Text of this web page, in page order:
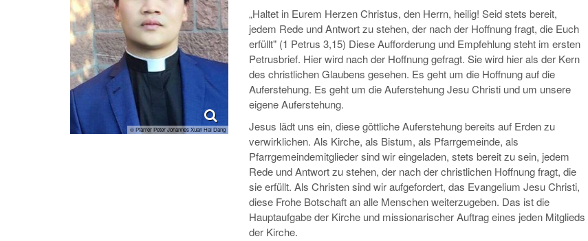
„Haltet in Eurem Herzen Christus, den Herrn, heilig! Seid stets bereit,
jedem Rede und Antwort zu stehen, der nach der Hoffnung fragt, die Euch
erfüllt" (1 Petrus 3,15) Diese Aufforderung und Empfehlung steht im ersten
Petrusbrief. Hier wird nach der Hoffnung gefragt. Sie wird hier als der Kern
des christlichen Glaubens gesehen. Es geht um die Hoffnung auf die
Auferstehung. Es geht um die Auferstehung Jesu Christi und um unsere
eigene Auferstehung.
Jesus lädt uns ein, diese göttliche Auferstehung bereits auf Erden zu
verwirklichen. Als Kirche, als Bistum, als Pfarrgemeinde, als
Pfarrgemeindemitglieder sind wir eingeladen, stets bereit zu sein, jedem
Rede und Antwort zu stehen, der nach der christlichen Hoffnung fragt, die
sie erfüllt. Als Christen sind wir aufgefordert, das Evangelium Jesu Christi,
diese Frohe Botschaft an alle Menschen weiterzugeben. Das ist die
Hauptaufgabe der Kirche und missionarischer Auftrag eines jeden Mitglieds
der Kirche.
© Pfarrer Peter Johannes Xuan Hai Dang